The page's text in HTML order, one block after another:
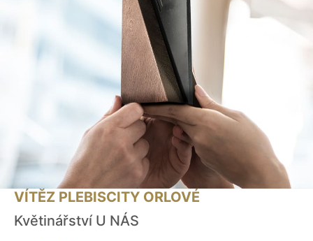
VÍTĚZ PLEBISCITY ORLOVÉ
Květinářství U NÁS